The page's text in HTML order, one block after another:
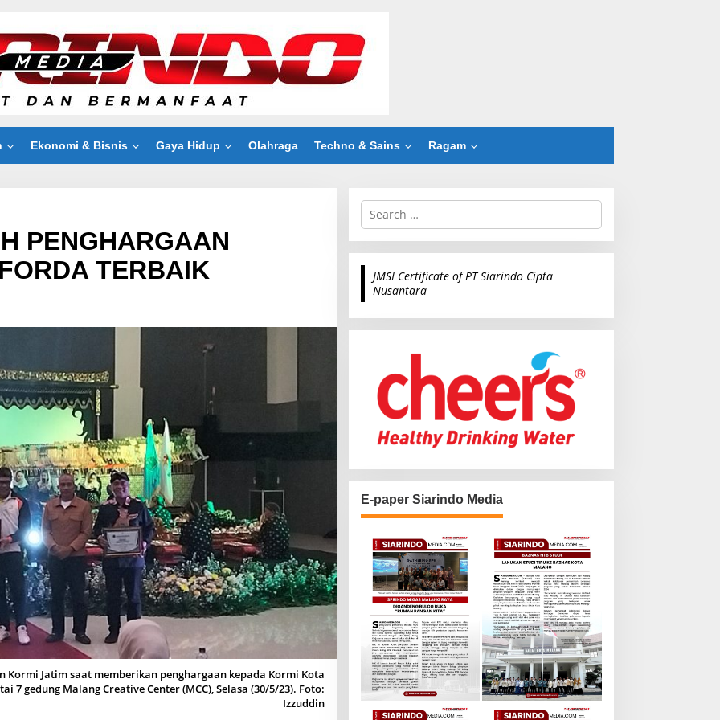
Ekonomi & Bisnis Gaya Hidup Olahraga Techno & Sains Ragam
PENGHARGAAN
TERBAIK
Kormi Jatim saat memberikan penghargaan kepada Kormi Kota
7 gedung Malang Creative Center (MCC), Selasa (30/5/23). Foto:
Izzuddin
S
r
c
r
JMSI Certificate of PT Siarindo Cipta
Nusantara
E-paper Siarindo Media